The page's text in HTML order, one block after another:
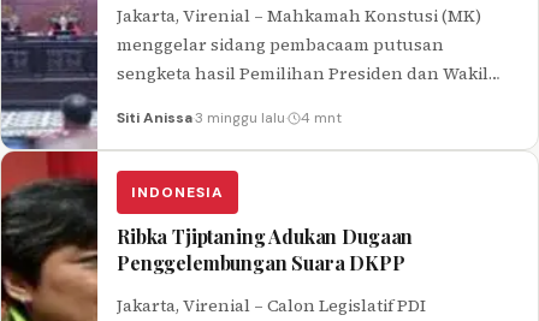
Jakarta, Virenial – Mahkamah Konstusi (MK)
menggelar sidang pembacaam putusan
sengketa hasil Pemilihan Presiden dan Wakil
tersebit akan…
Siti Anissa·3 minggu lalu· 4 mnt
INDONESIA
Ribka Tjiptaning Adukan Dugaan
Penggelembungan Suara DKPP
Jakarta, Virenial – Calon Legislatif PDI